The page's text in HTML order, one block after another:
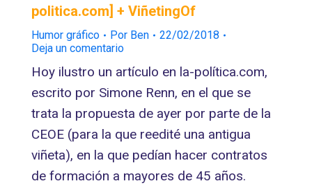
politica.com] + ViñetingOf
Humor gráfico Por Ben
22/02/2018
Deja un comentario
Hoy ilustro un artículo en la-política.com,
escrito por Simone Renn, en el que se
trata la propuesta de ayer por parte de la
CEOE (para la que reedité una antigua
viñeta), en la que pedían hacer contratos
de formación a mayores de 45 años.